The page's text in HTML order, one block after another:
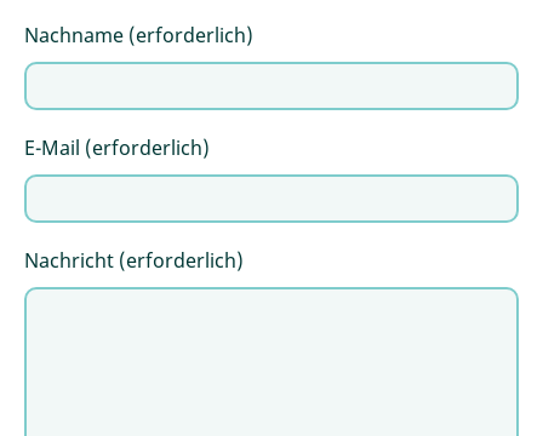
Nachname (erforderlich)
E-Mail (erforderlich)
Nachricht (erforderlich)